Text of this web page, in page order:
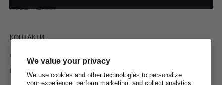
We value your privacy
We use cookies and other technologies to personalize
your experience, perform marketing, and collect analytics.
КОНТАКТИ
ПОШТА